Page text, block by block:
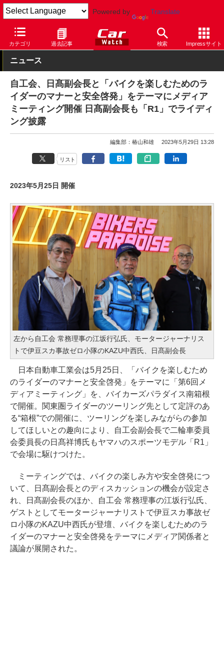
Powered by Translate
カテゴリ 過去記事 検索 Impressサイト
Car Watch モーターサイクル
ニュース
自工会、日髙副会長と「バイクを楽しむためのラ
イダーのマナーと安全啓発」をテーマにメディア
ミーティング開催 日髙副会長も「R1」でライディ
ング披露
編集部：椿山和雄 2023年5月29日 13:28
リスト
2023年5月25日 開催
左から自工会 常務理事の江坂行弘氏、モータージャーナリス
トで伊豆スカ事故ゼロ小隊のKAZU中西氏、日髙副会長
日本自動車工業会は5月25日、「バイクを楽しむため
のライダーのマナーと安全啓発」をテーマに「第6回メ
ディアミーティング」を、バイカーズパラダイス南箱根
で開催。関東圏ライダーのツーリング先として定評のあ
る“箱根”での開催に、ツーリングを楽しみながらの参加
してほしいとの趣向により、自工会副会長で二輪車委員
会委員長の日髙祥博氏もヤマハのスポーツモデル「R1」
で会場に駆けつけた。
ミーティングでは、バイクの楽しみ方や安全啓発につ
いて、日髙副会長とのディスカッションの機会が設定さ
れ、日髙副会長のほか、自工会 常務理事の江坂行弘氏、
ゲストとしてモータージャーナリストで伊豆スカ事故ゼ
ロ小隊のKAZU中西氏が登壇、バイクを楽しむためのラ
イダーのマナーと安全啓発をテーマにメディア関係者と
議論が展開された。